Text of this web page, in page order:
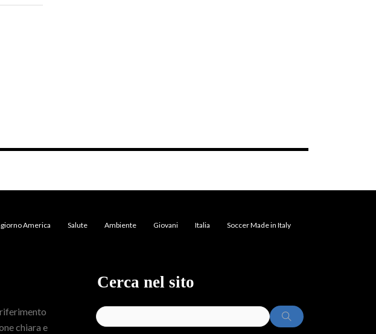
America Salute Ambiente Giovani Italia Soccer Made in Italy
chiara e
Cerca nel sito